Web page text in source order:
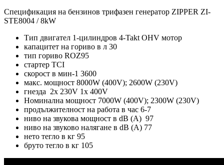
Спецификация на бензинов трифазен генератор ZIPPER ZI-
STE8004 / 8kW
Тип двигател 1-цилиндров 4-Takt OHV мотор
капацитет на гориво в л 30
тип гориво ROZ95
стартер TCI
скорост в мин-1 3600
макс. мощност 8000W (400V); 2600W (230V)
гнезда 2x 230V 1x 400V
Номинална мощност 7000W (400V); 2300W (230V)
продължителност на работа в час 6-7
ниво на звукова мощност в dB (A) 97
ниво на звуково налягане в dB (A) 77
нето тегло в кг 95
бруто тегло в кг 105